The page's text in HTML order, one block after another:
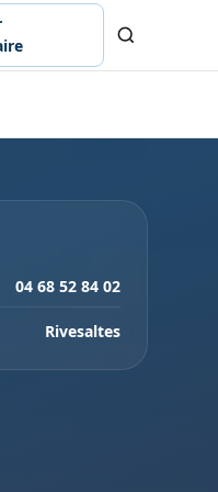
04 68 52 84 02
Rivesaltes